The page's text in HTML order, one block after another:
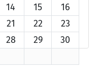
14 15
16
21 22
23
28 29
30